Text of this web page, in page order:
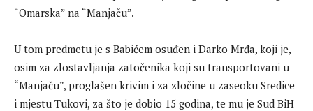
“Omarska” na “Manjaču”.
U tom predmetu je s Babićem osuđen i Darko Mrđa, koji je,
osim za zlostavljanja zatočenika koji su transportovani u
“Manjaču”, proglašen krivim i za zločine u zaseoku Sredice
i mjestu Tukovi, za što je dobio 15 godina, te mu je Sud BiH